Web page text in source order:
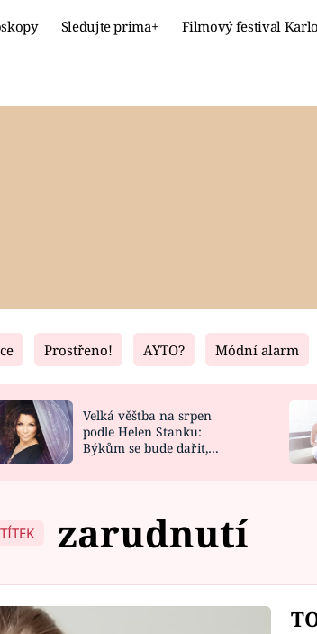
Sledujte prima+ Filmový festival
Fresh
NOVINKY
VIDEORECEPTY
Living
DESIGN
Prostřeno! AYTO? Módní alarm
Velká věštba na srpen
podle Helen Stanku:
Býkům se bude dařit,
zarudnutí